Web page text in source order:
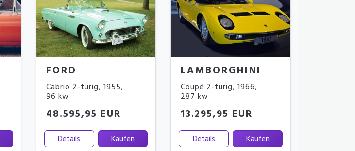
FORD
Cabrio 2-türig, 1955,
96 kw
48.595,95 EUR
Details Kaufen
LAMBORGHINI
Coupé 2-türig,1966,
287 kw
13.295,95 EUR
Details Kaufen